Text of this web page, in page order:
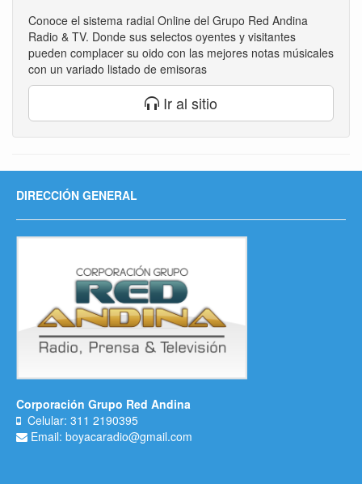
Conoce el sistema radial Online del Grupo Red Andina
Radio & TV. Donde sus selectos oyentes y visitantes
pueden complacer su oido con las mejores notas músicales
con un variado listado de emisoras
Ir al sitio
DIRECCIÓN GENERAL
Corporación Grupo Red Andina
Celular: 311 2190395
Email: boyacaradio@gmail.com